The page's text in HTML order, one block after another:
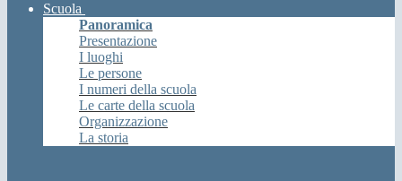
Scuola
Panoramica
Presentazione
I luoghi
Le persone
I numeri della scuola
Le carte della scuola
Organizzazione
La storia